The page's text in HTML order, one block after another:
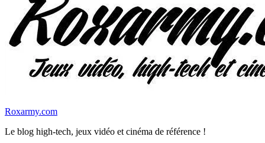
Roxarmy.com
Le blog high-tech, jeux vidéo et cinéma de référence !